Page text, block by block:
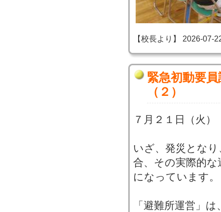
【校長より】 2026-07-
緊急初動要
（２）
７月２１日（火）
いざ、発災とな
合、その実際的
になっています。
「避難所運営」